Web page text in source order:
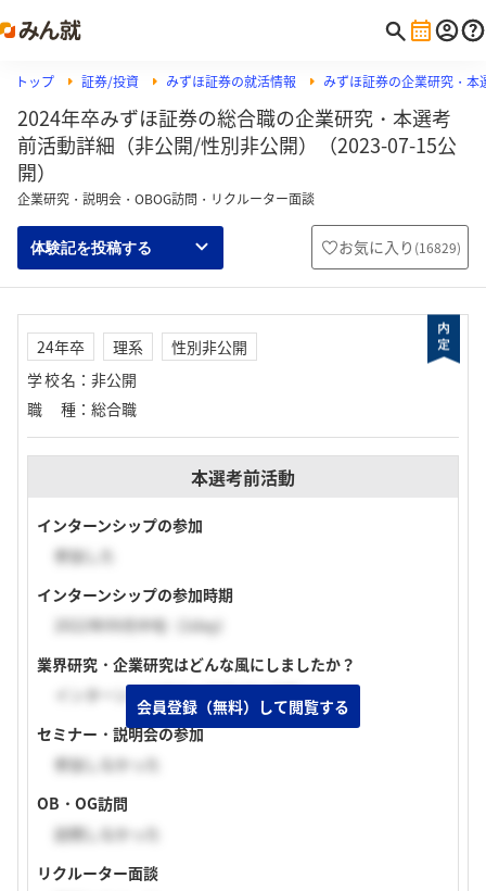
トップ 証券/投資 みずほ証券の就活情報 みずほ証券の企業研究・本
2024年卒みずほ証券の総合職の企業研究・本選考
前活動詳細（非公開/性別非公開）（2023-07-15公
開）
企業研究・説明会・OBOG訪問・リクルーター面談
体験記を投稿する お気に入り (16829)
24年卒 理系
性別非公開
学校名 ： 非公開
職種 ： 総合職
本選考前活動
インターンシップの参加
参加した
インターンシップの参加時期
2022年09月中旬（1day）
業界研究・企業研究はどんな風にしましたか？
インターンへの参加、採用HPの閲覧
セミナー・説明会の参加
参加しなかった
OB・OG訪問
訪問しなかった
リクルーター面談
会員登録（無料）して閲覧する